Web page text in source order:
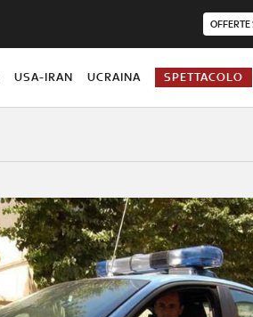
USA-IRAN UCRAINA SPETTACOLO